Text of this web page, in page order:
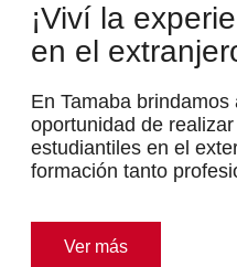
¡Viví la
en el
En Tamaba
oportunidad de
estudiantiles en el
formación tanto
Ver más